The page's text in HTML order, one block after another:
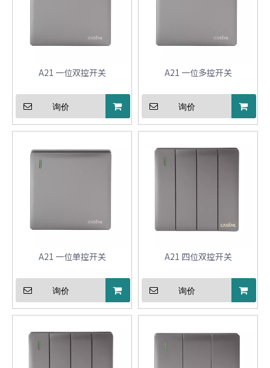
A21 一位双控开关
询价
A21 一位多控开关
询价
A21 一位单控开关
询价
A21 四位双控开关
询价